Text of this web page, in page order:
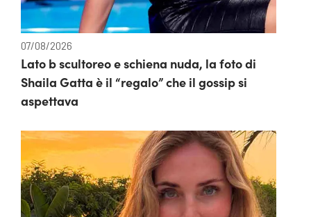
07/08/2026
Lato b scultoreo e schiena nuda, la foto di
Shaila Gatta è il “regalo” che il gossip si
aspettava